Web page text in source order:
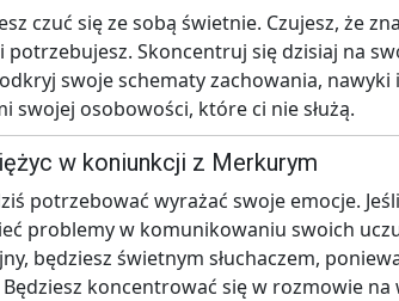
czuć się ze sobą świetnie. Czujesz, że
potrzebujesz. Skoncentruj się dzisiaj na
swoje schematy zachowania,
swojej osobowości, które ci nie służą.
w koniunkcji z Merkurym
potrzebować wyrażać swoje emocje.
problemy w komunikowaniu swoich
będziesz świetnym słuchaczem,
Będziesz koncentrować się w rozmowie